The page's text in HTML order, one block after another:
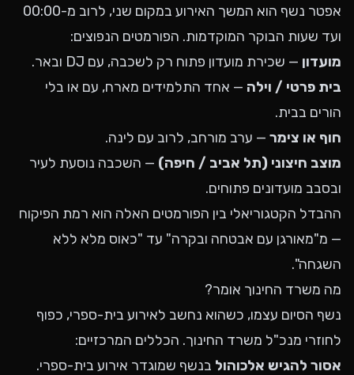
אפטר נשף הוא המשך האירוע במקום שני, לרוב מ-00:00
ועד שעות הבוקר המוקדמות. הפורמטים הנפוצים:
מועדון — שכירת מועדון פתוח רק לשכבה, עם DJ ובאר.
בית פרטי / וילה — אחד התלמידים מארח, עם או בלי
הורים בבית.
חוף או צימר — ערב מורחב, לרוב עם לינה.
מוצב חיצוני (תל אביב / חיפה) — השכבה נוסעת לעיר
ובסבב מועדונים פתוחים.
ההבדל הקטגוריאלי בין הפורמטים האלה הוא רמת הפיקוח
— מ"מאורגן עם אבטחה ובקרה" עד "כאוס מלא ללא
השגחה".
מה משרד החינוך אומר?
נשף הסיום עצמו, כשהוא נחשב לאירוע בית-ספרי, כפוף
לחוזרי מנכ"ל משרד החינוך. הכללים המרכזיים:
אסור להגיש אלכוהול בנשף שמוגדר אירוע בית-ספרי.